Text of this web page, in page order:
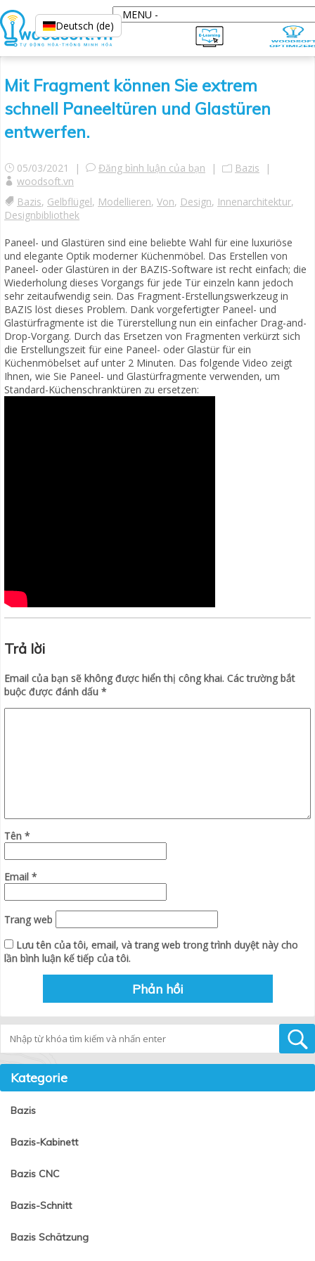
Mit Fragment können Sie extrem
schnell Paneeltüren und Glastüren
entwerfen.
05/03/2021 | Đăng bình luận của bạn | Bazis |
woodsoft.vn
Bazis, Gelbflügel, Modellieren, Von, Design, Innenarchitektur,
Designbibliothek
Paneel- und Glastüren sind eine beliebte Wahl für eine luxuriöse
und elegante Optik moderner Küchenmöbel. Das Erstellen von
Paneel- oder Glastüren in der BAZIS-Software ist recht einfach; die
Wiederholung dieses Vorgangs für jede Tür einzeln kann jedoch
sehr zeitaufwendig sein. Das Fragment-Erstellungswerkzeug in
BAZIS löst dieses Problem. Dank vorgefertigter Paneel- und
Glastürfragmente ist die Türerstellung nun ein einfacher Drag-and-
Drop-Vorgang. Durch das Ersetzen von Fragmenten verkürzt sich
die Erstellungszeit für eine Paneel- oder Glastür für ein
Küchenmöbelset auf unter 2 Minuten. Das folgende Video zeigt
Ihnen, wie Sie Paneel- und Glastürfragmente verwenden, um
Standard-Küchenschranktüren zu ersetzen:
Trả lời
Email của bạn sẽ không được hiển thị công khai. Các trường bắt
buộc được đánh dấu *
Tên *
Email *
Trang web
Lưu tên của tôi, email, và trang web trong trình duyệt này cho
lần bình luận kế tiếp của tôi.
Kategorie
Bazis
Bazis-Kabinett
Bazis CNC
Bazis-Schnitt
Bazis Schätzung
Deutsch (de)